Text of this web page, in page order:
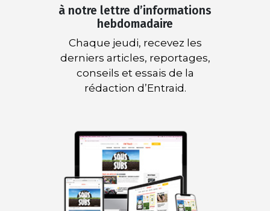
à notre lettre d’informations
hebdomadaire
Chaque jeudi, recevez les
derniers articles, reportages,
conseils et essais de la
rédaction d’Entraid.